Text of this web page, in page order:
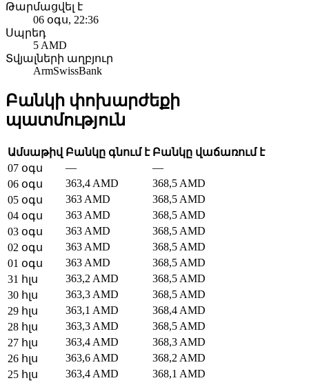
Թարմացվել է
06 օգս, 22:36
Սպրեդ
5 AMD
Տվյալների աղբյուր
ArmSwissBank
Բանկի փոխարժեքի
պատմություն
Ամսաթիվ Բանկը գնում է Բանկը վաճառում է
07 օգս
—
—
06 օգս
363,4 AMD
368,5 AMD
05 օգս
363 AMD
368,5 AMD
04 օգս
363 AMD
368,5 AMD
03 օգս
363 AMD
368,5 AMD
02 օգս
363 AMD
368,5 AMD
01 օգս
363 AMD
368,5 AMD
31 հլս
363,2 AMD
368,5 AMD
30 հլս
363,3 AMD
368,5 AMD
29 հլս
363,1 AMD
368,4 AMD
28 հլս
363,3 AMD
368,5 AMD
27 հլս
363,4 AMD
368,3 AMD
26 հլս
363,6 AMD
368,2 AMD
25 հլս
363,4 AMD 368,1 AMD